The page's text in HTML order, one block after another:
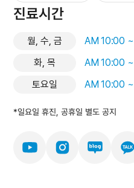
진료시간
월, 수, 금
AM 10:00
화, 목
AM 10:00
토요일
AM 10:00
*일요일 휴진, 공휴일 별도 공지